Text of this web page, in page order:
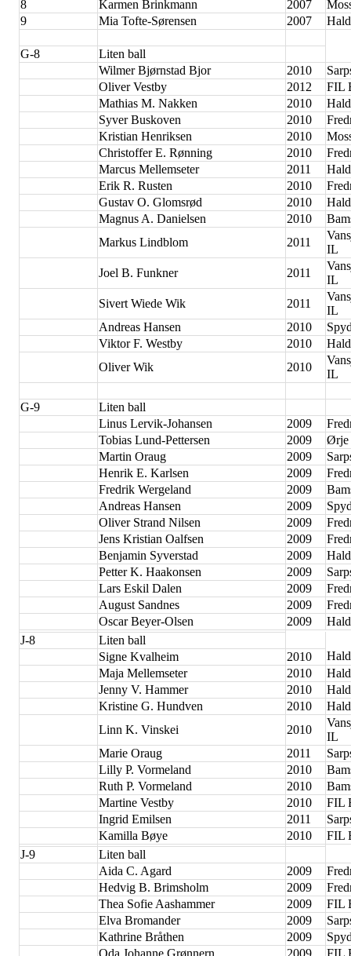
8
Karmen Brinkmann 2007
9
Mia Tofte-Sørensen 2007
G-8
Liten ball
Wilmer Bjørnstad Bjor
2010
Oliver Vestby
2012
FIL
Mathias M. Nakken
2010
Syver Buskoven
2010
Kristian Henriksen
2010
Christoffer E. Rønning
2010
Marcus Mellemseter
2011
Erik R. Rusten
2010
Gustav O. Glomsrød
2010
Magnus A. Danielsen
2010
Markus Lindblom
2011
IL
Joel B. Funkner
2011
IL
Sivert Wiede Wik
2011
IL
Andreas Hansen
2010
Viktor F. Westby
2010
Oliver Wik
2010
IL
G-9
Liten ball
Linus Lervik-Johansen
2009
Tobias Lund-Pettersen
2009
Martin Oraug
2009
Henrik E. Karlsen
2009
Fredrik Wergeland
2009
Andreas Hansen
2009
Oliver Strand Nilsen
2009
Jens Kristian Oalfsen
2009
Benjamin Syverstad
2009
Petter K. Haakonsen
2009
Lars Eskil Dalen
2009
August Sandnes
2009
Oscar Beyer-Olsen
2009
J-8
Liten ball
Signe Kvalheim
2010
Maja Mellemseter
2010
Jenny V. Hammer
2010
Kristine G. Hundven
2010
Linn K. Vinskei
2010
IL
Marie Oraug
2011
Lilly P. Vormeland
2010
Ruth P. Vormeland
2010
Martine Vestby
2010
FIL
Ingrid Emilsen
2011
Kamilla Bøye
2010
FIL
J-9
Liten ball
Aida C. Agard
2009
Hedvig B. Brimsholm
2009
Thea Sofie Aashammer
2009
FIL
Elva Bromander
2009
Kathrine Bråthen
2009
Oda Johanne Grønnern
2009 FIL